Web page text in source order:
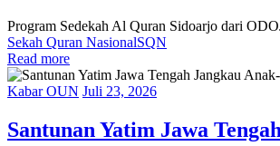
Program Sedekah Al Quran Sidoarjo dari
Sekah Quran NasionalSQN
Read more
Kabar OUN Juli 23, 2026
Santunan Yatim Jawa